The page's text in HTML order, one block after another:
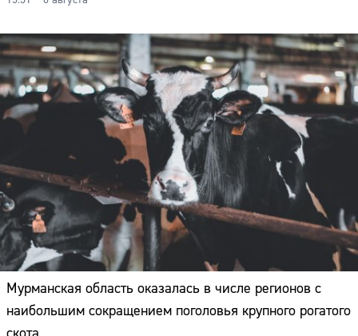
Мурманская область оказалась в числе регионов с
наибольшим сокращением поголовья крупного рогатого
Сайт: